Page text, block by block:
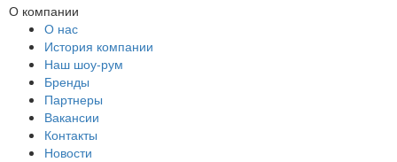
О компании
О нас
История компании
Наш шоу-рум
Бренды
Партнеры
Вакансии
Контакты
Новости